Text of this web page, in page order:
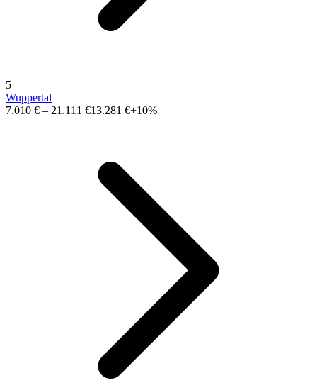
5
Wuppertal
7.010 € – 21.111 €13.281 €+10%